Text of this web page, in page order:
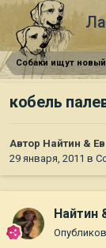
Собаки ищут
кобель
Автор Найтин &
29 января, 2011 в
Найтин